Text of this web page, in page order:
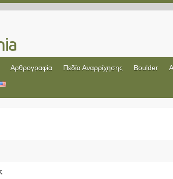
Αρθρογραφία Πεδία Αναρρίχησης Boulder